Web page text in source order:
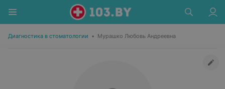
Диагностика в стоматологии • Мурашко Любовь Андреевна